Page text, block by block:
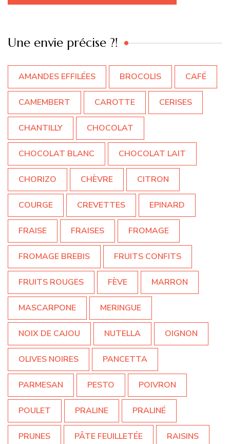
Une envie précise ?!
AMANDES EFFILÉES BROCOLIS CAFÉ
CAMEMBERT CAROTTE CERISES
CHANTILLY CHOCOLAT
CHOCOLAT BLANC CHOCOLAT LAIT
CHORIZO CHÈVRE CITRON
COURGE CREVETTES EPINARD
FRAISE FRAISES FROMAGE
FROMAGE BREBIS FRUITS CONFITS
FRUITS ROUGES FÈVE MARRON
MASCARPONE MERINGUE
NOIX DE CAJOU NUTELLA OIGNON
OLIVES NOIRES PANCETTA
PARMESAN PESTO POIVRON
POULET PRALINE PRALINÉ
PRUNES PÂTE FEUILLETÉE RAISINS